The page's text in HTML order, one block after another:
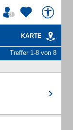
KARTE
Treffer 1-8 von 8